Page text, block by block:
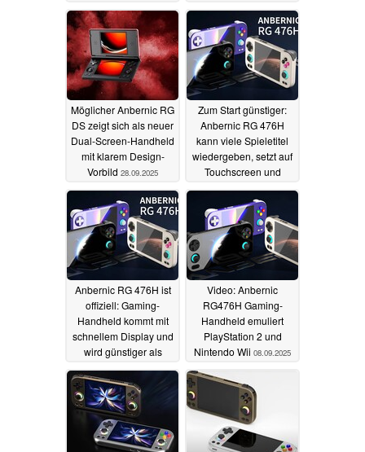
11.10.2025
Möglicher Anbernic RG
DS zeigt sich als neuer
Dual-Screen-Handheld
mit klarem Design-
Vorbild 28.09.2025
Zum Start günstiger:
Anbernic RG 476H
kann viele Spieletitel
wiedergeben, setzt auf
Touchscreen und
19.09.2025
Anbernic RG 476H ist
offiziell: Gaming-
Handheld kommt mit
schnellem Display und
wird günstiger als
10.09.2025
Video: Anbernic
RG476H Gaming-
Handheld emuliert
PlayStation 2 und
Nintendo Wii 08.09.2025